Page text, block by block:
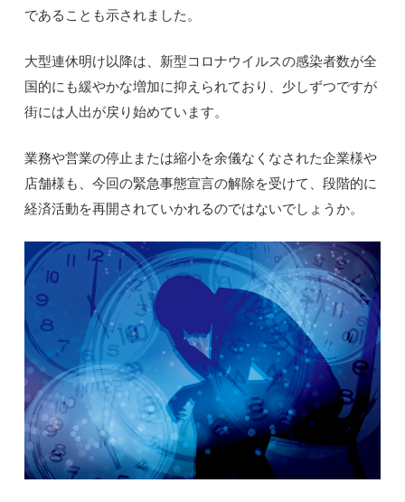
であることも示されました。
大型連休明け以降は、新型コロナウイルスの感染者数が全
国的にも緩やかな増加に抑えられており、少しずつですが
街には人出が戻り始めています。
業務や営業の停止または縮小を余儀なくなされた企業様や
店舗様も、今回の緊急事態宣言の解除を受けて、段階的に
経済活動を再開されていかれるのではないでしょうか。